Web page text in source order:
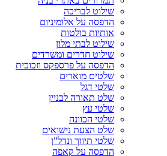
שילוט לבריכה
הדפסה על אלומיניום
אותיות בולטות
שילוט לבתי מלון
שילוט חדרים ומשרדים
הדפסה על פרספקס וזכוכית
שלטים מוארים
שלטי דגל
שלט תאורה לבניין
שלטי עץ
שלטי הכוונה
שלט הצעת נישואים
שלטי תיווך ונדל”ן
הדפסה על קאפה